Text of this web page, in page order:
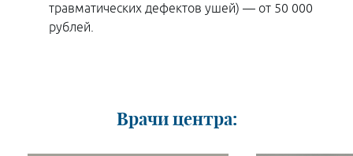
травматических дефектов ушей) — от 50 000
рублей.
Врачи центра: